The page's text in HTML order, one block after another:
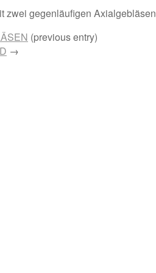
zwei gegenläufigen
(previous entry)
→